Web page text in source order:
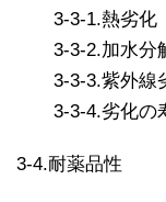
3-3-1.熱劣化
3-3-2.加水分
3-3-3.紫外線
3-3-4.劣化の
3-4.耐薬品性